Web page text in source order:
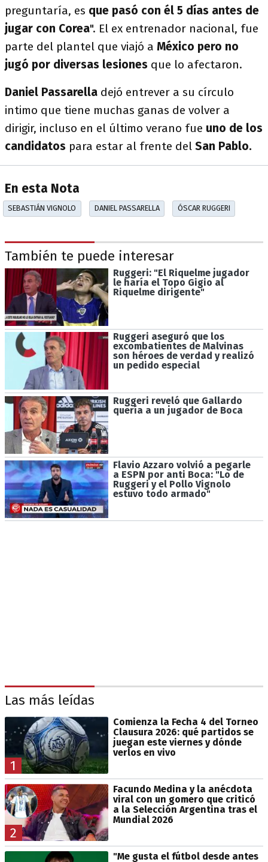
preguntaría, es que pasó con él 5 días antes de
jugar con Corea". El ex entrenador nacional, fue
parte del plantel que viajó a México pero no
jugó por diversas lesiones que lo afectaron.
Daniel Passarella dejó entrever a su círculo
intimo que tiene muchas ganas de volver a
dirigir, incluso en el último verano fue uno de los
candidatos para estar al frente del San Pablo.
En esta Nota
SEBASTIÁN VIGNOLO DANIEL PASSARELLA ÓSCAR RUGGERI
También te puede interesar
Ruggeri: "El Riquelme jugador
le haría el Topo Gigio al
Riquelme dirigente"
Ruggeri aseguró que los
excombatientes de Malvinas
son héroes de verdad y realizó
un pedido especial
Ruggeri reveló que Gallardo
quería a un jugador de Boca
Flavio Azzaro volvió a pegarle
a ESPN por anti Boca: "Lo de
Ruggeri y el Pollo Vignolo
estuvo todo armado"
Las más leídas
1
Comienza la Fecha 4 del Torneo
Clausura 2026: qué partidos se
juegan este viernes y dónde
verlos en vivo
2
Facundo Medina y la anécdota
viral con un gomero que criticó
a la Selección Argentina tras el
Mundial 2026
"Me gusta el fútbol desde antes